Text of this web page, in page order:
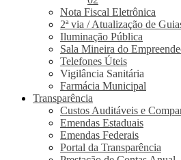
Nota Fiscal Eletrônica
2ª via / Atualização de
Iluminação Pública
Sala Mineira do
Telefones Úteis
Vigilância Sanitária
Farmácia Municipal
Transparência
Custos Auditáveis e
Emendas Estaduais
Emendas Federais
Portal da Transparência